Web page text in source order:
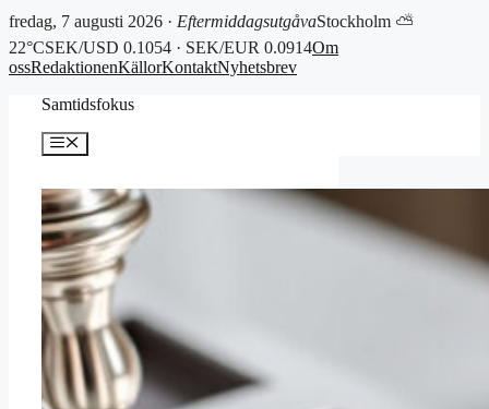
fredag, 7 augusti 2026 · EftermiddagsutgåvaStockholm ⛅
22°CSEK/USD 0.1054 · SEK/EUR 0.0914Om
ossRedaktionenKällorKontaktNyhetsbrev
Samtidsfokus
Meny